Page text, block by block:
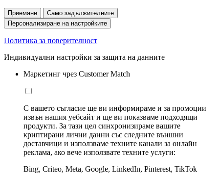
Приемане
Само задължителните
Персонализиране на настройките
Политика за поверителност
Индивидуални настройки за защита на данните
Маркетинг чрез Customer Match
С вашето съгласие ще ви информираме и за промоции
извън нашия уебсайт и ще ви показваме подходящи
продукти. За тази цел синхронизираме вашите
криптирани лични данни със следните външни
доставчици и използваме техните канали за онлайн
реклама, ако вече използвате техните услуги:
Bing, Criteo, Meta, Google, LinkedIn, Pinterest, TikTok